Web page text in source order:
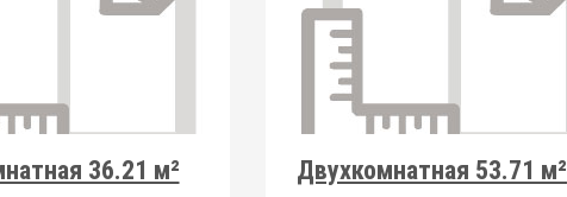
36.21 м² Двухкомнатная 53.71 м²